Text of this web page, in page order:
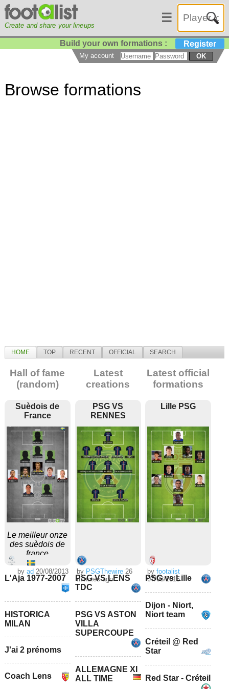
Create and share your lineups
☰
Build your own formations : Register
My account OK
Browse formations
HOME TOP RECENT OFFICIAL SEARCH
Hall of fame
(random)
Suèdois de
France
Le meilleur onze
des suèdois de
france
byad 20/08/2013
L'Aja 1977-2007
HISTORICA
MILAN
J'ai 2 prénoms
Coach Lens
Latest
creations
PSG VS
RENNES
by PSGThewire 26
minutes ago
PSG VS LENS
TDC
PSG VS ASTON
VILLA
SUPERCOUPE
ALLEMAGNE XI
ALL TIME
Latest official
formations
Lille PSG
byfootalist
07/08/2015
PSG vs Lille
Dijon - Niort,
Niort team
Créteil @ Red
Star
Red Star - Créteil